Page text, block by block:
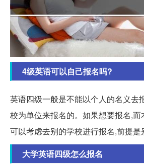
4级英语可以自己报名吗?
英语四级一般是不能以个人的名义去
校为单位来报名的。如果想要报名,
可以考虑去别的学校进行报名,前提是
大学英语四级怎么报名